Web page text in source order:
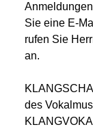
Sie eine E-
rufen Sie
an.
des